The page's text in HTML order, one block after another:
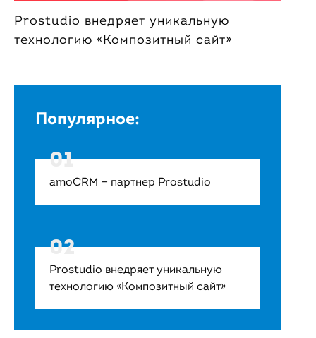
Prostudio внедряет уникальную
технологию «Композитный сайт»
Популярное:
amoCRM — партнер Prostudio
Prostudio внедряет уникальную
технологию «Композитный сайт»